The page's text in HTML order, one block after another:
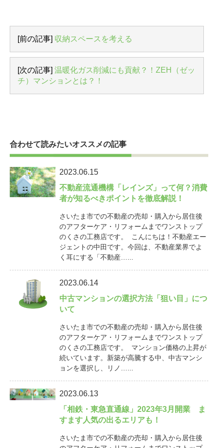
[前の記事] 収納スペースを考える
[次の記事] 温暖化ガス削減にも貢献？！ZEH（ゼッ
チ）マンションとは？！
合わせて読みたいオススメの記事
2023.06.15
不動産流通機構「レインズ」って何？消費
者が知るべきポイントを徹底解説！
さいたま市での不動産の売却・購入から居住後
のアフターケア・リフォームまでワンストップ
のくさの工務店です。 こんにちは！不動産エー
ジェントの中田です。今回は、不動産業界でよ
く耳にする「不動産…...
2023.06.14
中古マンションの選択方法「狙い目」につ
いて
さいたま市での不動産の売却・購入から居住後
のアフターケア・リフォームまでワンストップ
のくさの工務店です。 マンション価格の上昇が
続いています。新築が高騰する中、中古マンシ
ョンを選択し、リノ…...
2023.06.13
「相鉄・東急直通線」2023年3月開業 ま
すます人気の出るエリアも！
さいたま市での不動産の売却・購入から居住後